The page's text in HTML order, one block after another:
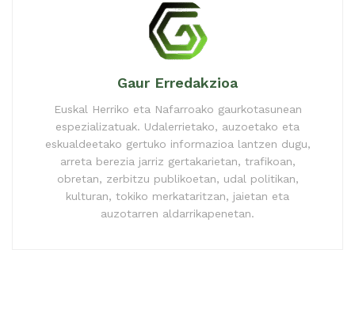
Gaur Erredakzioa
Euskal Herriko eta Nafarroako gaurkotasunean
espezializatuak. Udalerrietako, auzoetako eta
eskualdeetako gertuko informazioa lantzen dugu,
arreta berezia jarriz gertakarietan, trafikoan,
obretan, zerbitzu publikoetan, udal politikan,
kulturan, tokiko merkataritzan, jaietan eta
auzotarren aldarrikapenetan.